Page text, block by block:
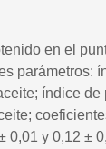
en el
parámetros:
índice
0,01 y 0,12 ±